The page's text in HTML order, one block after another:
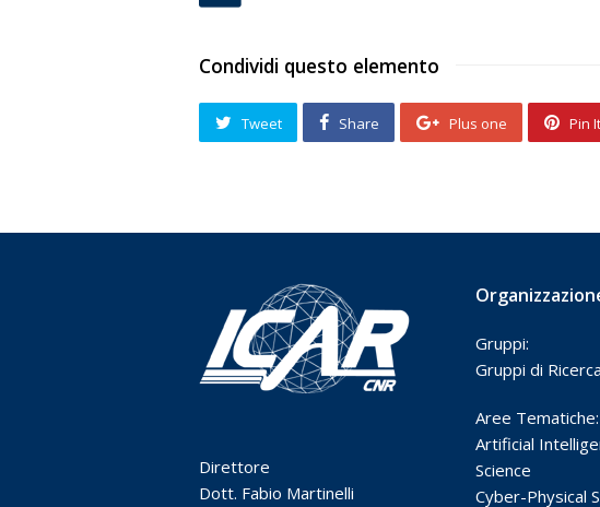
Condividi questo elemento
Tweet Share Plus one Pin It
Direttore
Dott. Fabio Martinelli
Gruppi:
Gruppi di Ricerca
Aree Tematiche:
Artificial
Science
Cyber-Physical